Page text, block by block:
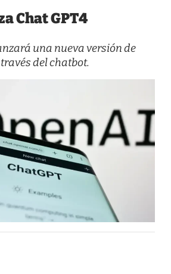
Chat GPT4
una nueva versión de
del chatbot.